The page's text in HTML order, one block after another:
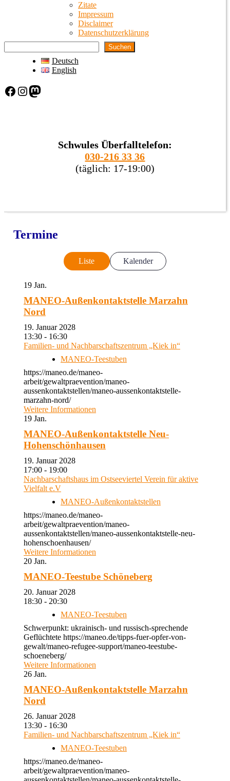
Zitate
Impressum
Disclaimer
Datenschutzerklärung
Suchen
Deutsch
English
Facebook Instagram Mastodon
Schwules Überfalltelefon:
030-216 33 36
(täglich: 17-19:00)
Termine
Liste Kalender
19 Jan.
MANEO-Außenkontaktstelle Marzahn
Nord
19. Januar 2028
13:30 - 16:30
Familien- und Nachbarschaftszentrum „Kiek in“
MANEO-Teestuben
https://maneo.de/maneo-
arbeit/gewaltpraevention/maneo-
aussenkontaktstellen/maneo-aussenkontaktstelle-
marzahn-nord/
Weitere Informationen
19 Jan.
MANEO-Außenkontaktstelle Neu-
Hohenschönhausen
19. Januar 2028
17:00 - 19:00
Nachbarschaftshaus im Ostseeviertel Verein für aktive
Vielfalt e.V
MANEO-Außenkontaktstellen
https://maneo.de/maneo-
arbeit/gewaltpraevention/maneo-
aussenkontaktstellen/maneo-aussenkontaktstelle-neu-
hohenschoenhausen/
Weitere Informationen
20 Jan.
MANEO-Teestube Schöneberg
20. Januar 2028
18:30 - 20:30
MANEO-Teestuben
Schwerpunkt: ukrainisch- und russisch-sprechende
Geflüchtete https://maneo.de/tipps-fuer-opfer-von-
gewalt/maneo-refugee-support/maneo-teestube-
schoeneberg/
Weitere Informationen
26 Jan.
MANEO-Außenkontaktstelle Marzahn
Nord
26. Januar 2028
13:30 - 16:30
Familien- und Nachbarschaftszentrum „Kiek in“
MANEO-Teestuben
https://maneo.de/maneo-
arbeit/gewaltpraevention/maneo-